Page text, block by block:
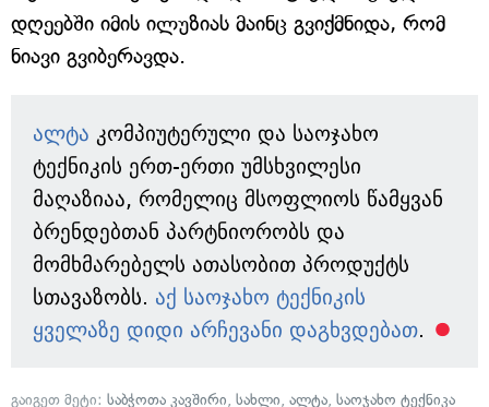
დღეებში იმის ილუზიას მაინც გვიქმნიდა, რომ
ნიავი გვიბერავდა.
ალტა კომპიუტერული და საოჯახო
ტექნიკის ერთ-ერთი უმსხვილესი
მაღაზიაა, რომელიც მსოფლიოს წამყვან
ბრენდებთან პარტნიორობს და
მომხმარებელს ათასობით პროდუქტს
სთავაზობს. აქ საოჯახო ტექნიკის
ყველაზე დიდი არჩევანი დაგხვდებათ.
გაიგეთ მეტი: საბჭოთა კავშირი, სახლი, ალტა, საოჯახო ტექნიკა